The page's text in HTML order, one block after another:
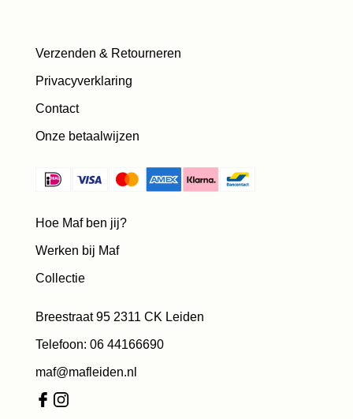
Verzenden & Retourneren
Privacyverklaring
Contact
Onze betaalwijzen
Hoe Maf ben jij?
Werken bij Maf
Collectie
Breestraat 95 2311 CK Leiden
Telefoon: 06 44166690
maf@mafleiden.nl